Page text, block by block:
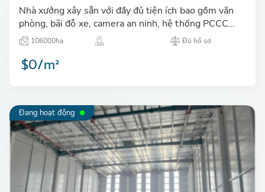
Nhà xưởng xây sẵn với đầy đủ tiện ích bao gồm văn
phòng, bãi đỗ xe, camera an ninh, hệ thống PCCC
24/7, đội bảo an, pin năng lượng mặt trời…
106000ha Đủ hồ sơ
$0/m²
Đang hoạt động